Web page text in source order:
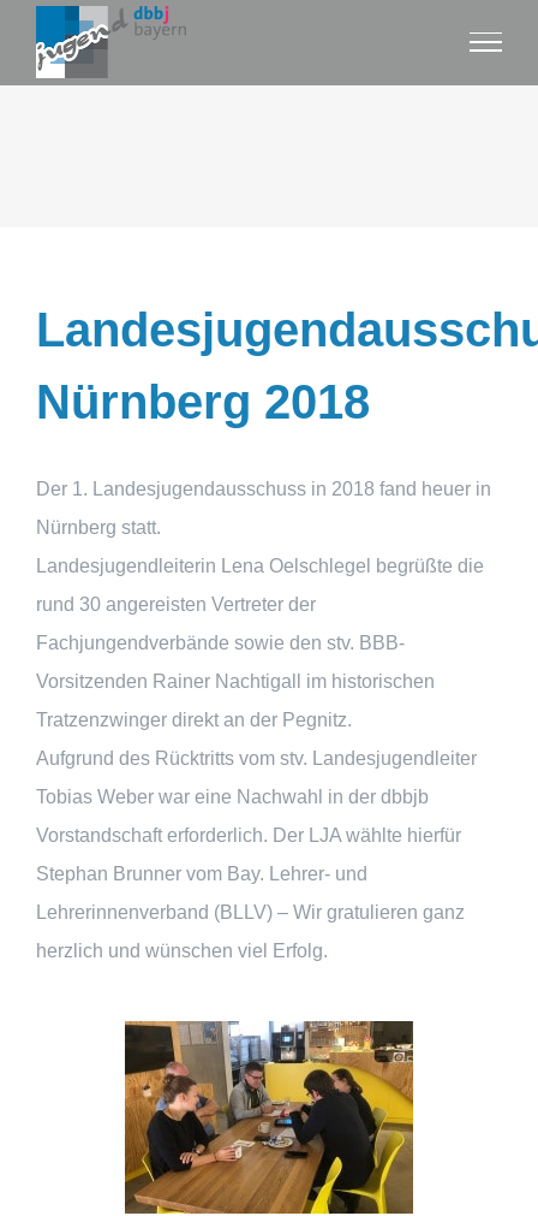
Inhalt
Nürnberg 2018
Der 1. Landesjugendausschuss in 2018 fand heuer in
Nürnberg statt.
Landesjugendleiterin Lena Oelschlegel begrüßte die
rund 30 angereisten Vertreter der
Fachjungendverbände sowie den stv. BBB-
Vorsitzenden Rainer Nachtigall im historischen
Tratzenzwinger direkt an der Pegnitz.
Aufgrund des Rücktritts vom stv. Landesjugendleiter
Tobias Weber war eine Nachwahl in der dbbjb
Vorstandschaft erforderlich. Der LJA wählte hierfür
Stephan Brunner vom Bay. Lehrer- und
Lehrerinnenverband (BLLV) – Wir gratulieren ganz
herzlich und wünschen viel Erfolg.